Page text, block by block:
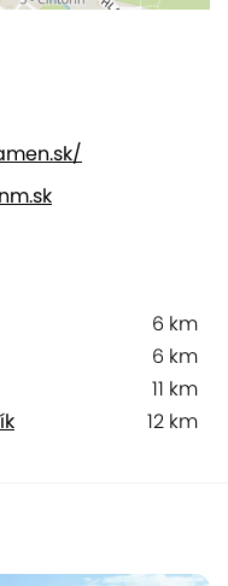
6 km
6 km
11 km
12 km